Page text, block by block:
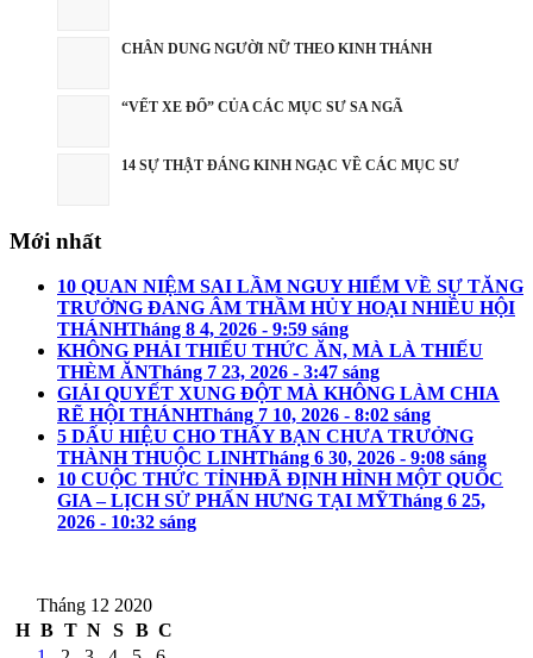
CHÂN DUNG NGƯỜI NỮ THEO KINH THÁNH
“VẾT XE ĐỔ” CỦA CÁC MỤC SƯ SA NGÃ
14 SỰ THẬT ĐÁNG KINH NGẠC VỀ CÁC MỤC SƯ
Mới nhất
10 QUAN NIỆM SAI LẦM NGUY HIỂM VỀ SỰ TĂNG
TRƯỞNG ĐANG ÂM THẦM HỦY HOẠI NHIỀU HỘI
THÁNHTháng 8 4, 2026 - 9:59 sáng
KHÔNG PHẢI THIẾU THỨC ĂN, MÀ LÀ THIẾU
THÈM ĂNTháng 7 23, 2026 - 3:47 sáng
GIẢI QUYẾT XUNG ĐỘT MÀ KHÔNG LÀM CHIA
RẼ HỘI THÁNHTháng 7 10, 2026 - 8:02 sáng
5 DẤU HIỆU CHO THẤY BẠN CHƯA TRƯỞNG
THÀNH THUỘC LINHTháng 6 30, 2026 - 9:08 sáng
10 CUỘC THỨC TỈNHĐÃ ĐỊNH HÌNH MỘT QUỐC
GIA – LỊCH SỬ PHẤN HƯNG TẠI MỸTháng 6 25,
2026 - 10:32 sáng
Tháng 12 2020
H B T N S B C